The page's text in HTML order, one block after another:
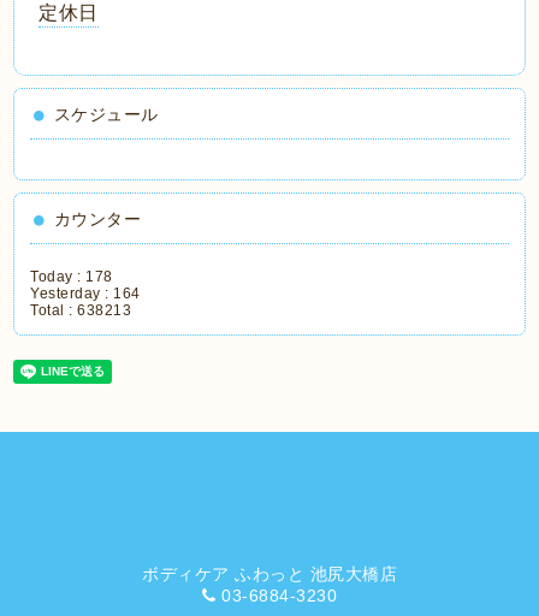
定休日
スケジュール
カウンター
Today : 178
Yesterday : 164
Total :638213
ボディケア ふわっと 池尻大橋店
03-6884-3230